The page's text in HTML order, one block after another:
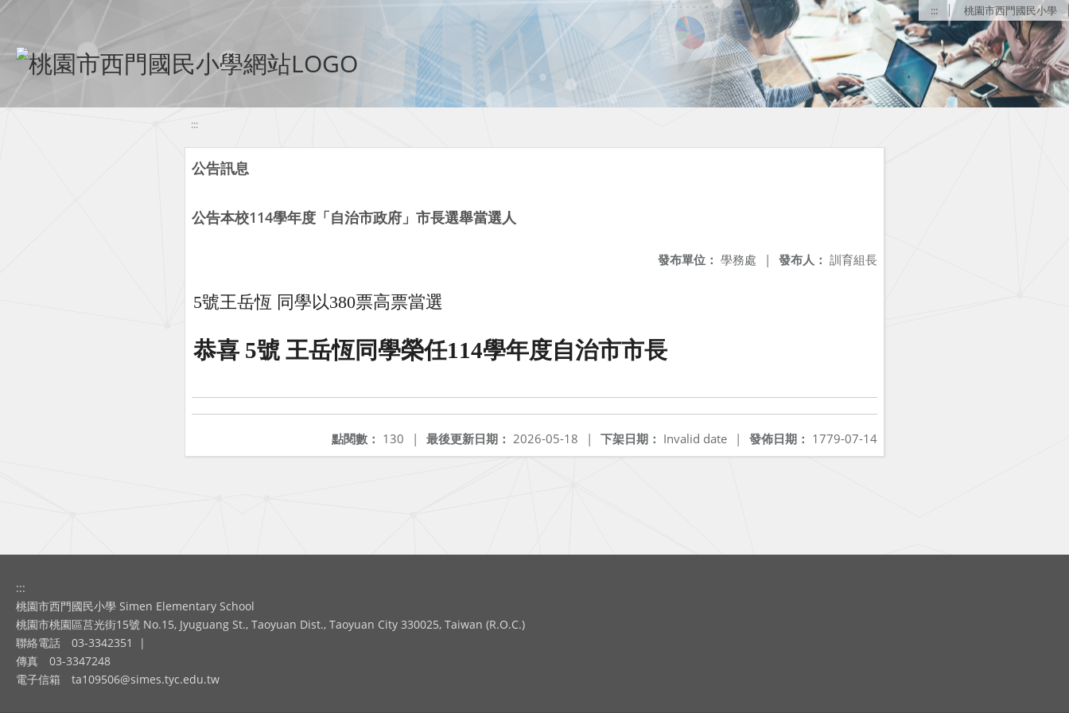
移至網頁之主要內容區位置 ::: 桃園市西門國民小學
:::
公告訊息
公告本校114學年度「自治市政府」市長選舉當選人
發布人： 訓育組長
發布單位： 學務處 |
5號王岳恆 同學以380票高票當選
恭喜 5號 王岳恆同學榮任114學年度自治市市長
發佈日期： 1779-07-14
下架日期： Invalid date |
最後更新日期： 2026-05-18 |
點閱數： 130 |
:::
桃園市西門國民小學 Simen Elementary School
桃園市桃園區莒光街15號 No.15, Jyuguang St., Taoyuan Dist., Taoyuan City 330025, Taiwan (R.O.C.)
聯絡電話
03-3342351
|
傳真
03-3347248
電子信箱
ta109506@simes.tyc.edu.tw